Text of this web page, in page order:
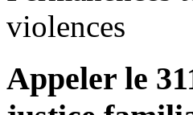
violences
Appeler le